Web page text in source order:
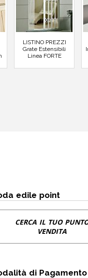
LISTINO PREZZI
Grate Estensibili
Linea FORTE
edile point
CERCA IL TUO
VENDITA
di Pagamento